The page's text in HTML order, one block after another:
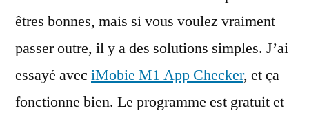
êtres bonnes, mais si vous voulez vraiment
passer outre, il y a des solutions simples. J’ai
essayé avec iMobie M1 App Checker, et ça
fonctionne bien. Le programme est gratuit et